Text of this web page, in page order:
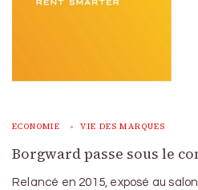
ECONOMIE VIE DES MARQUES
Borgward passe sous le
Relancé en 2015, exposé au